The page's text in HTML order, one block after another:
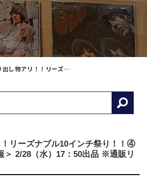
！リーズナブル10インチ祭り！！④ JAZZ＜新入荷情報＞ 2/28（水）17：50出品 ※通販リスト付
リーズナブル10インチ祭り！！④
＞ 2/28（水）17：50出品 ※通販リ